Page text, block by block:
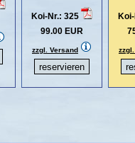
Koi-Nr.: 325
99.00 EUR
zzgl. Versand